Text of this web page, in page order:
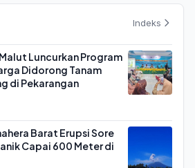
Indeks
Luncurkan Program
Didorong Tanam
di Pekarangan
Barat Erupsi Sore
Capai 600 Meter di